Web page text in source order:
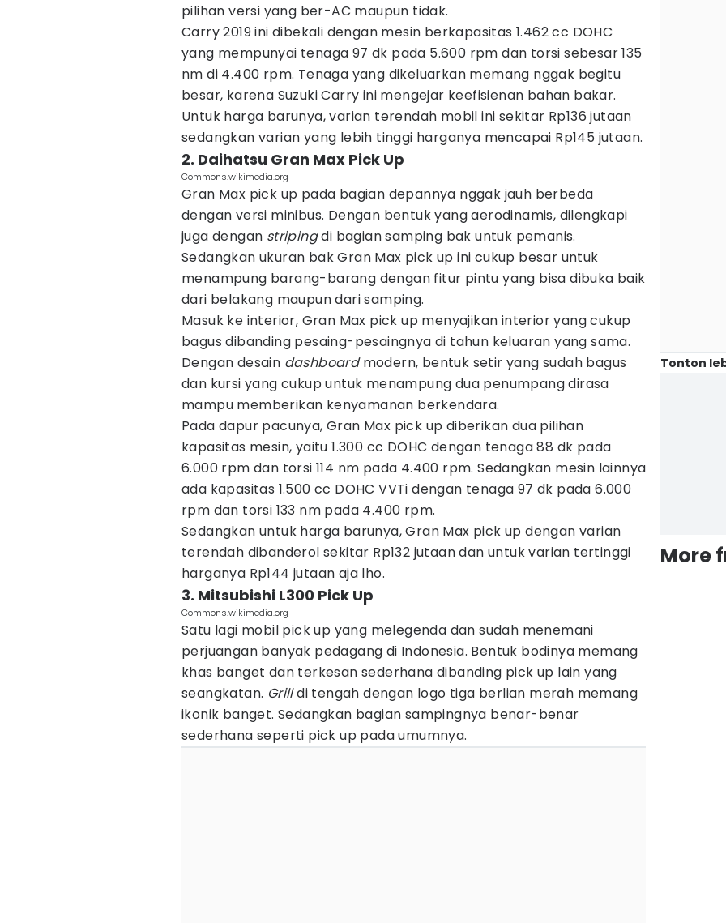
pilihan versi yang ber-AC maupun tidak.
Carry 2019 ini dibekali dengan mesin berkapasitas 1.462 cc DOHC
yang mempunyai tenaga 97 dk pada 5.600 rpm dan torsi sebesar 135
nm di 4.400 rpm. Tenaga yang dikeluarkan memang nggak begitu
besar, karena Suzuki Carry ini mengejar keefisienan bahan bakar.
Untuk harga barunya, varian terendah mobil ini sekitar Rp136 jutaan
sedangkan varian yang lebih tinggi harganya mencapai Rp145 jutaan.
2. Daihatsu Gran Max Pick Up
Commons.wikimedia.org
Gran Max pick up pada bagian depannya nggak jauh berbeda
dengan versi minibus. Dengan bentuk yang aerodinamis, dilengkapi
juga dengan stripingdi bagian samping bak untuk pemanis.
Sedangkan ukuran bak Gran Max pick up ini cukup besar untuk
menampung barang-barang dengan fitur pintu yang bisa dibuka baik
dari belakang maupun dari samping.
Masuk ke interior, Gran Max pick up menyajikan interior yang cukup
bagus dibanding pesaing-pesaingnya di tahun keluaran yang sama.
Dengan desain dashboardmodern, bentuk setir yang sudah bagus
dan kursi yang cukup untuk menampung dua penumpang dirasa
mampu memberikan kenyamanan berkendara.
Pada dapur pacunya, Gran Max pick up diberikan dua pilihan
kapasitas mesin, yaitu 1.300 cc DOHC dengan tenaga 88 dk pada
6.000 rpm dan torsi 114 nm pada 4.400 rpm. Sedangkan mesin lainnya
ada kapasitas 1.500 cc DOHC VVTi dengan tenaga 97 dk pada 6.000
rpm dan torsi 133 nm pada 4.400 rpm.
Sedangkan untuk harga barunya, Gran Max pick up dengan varian
terendah dibanderol sekitar Rp132 jutaan dan untuk varian tertinggi
harganya Rp144 jutaan aja lho.
3. Mitsubishi L300 Pick Up
Commons.wikimedia.org
Satu lagi mobil pick up yang melegenda dan sudah menemani
perjuangan banyak pedagang di Indonesia. Bentuk bodinya memang
khas banget dan terkesan sederhana dibanding pick up lain yang
seangkatan. Grilldi tengah dengan logo tiga berlian merah memang
ikonik banget. Sedangkan bagian sampingnya benar-benar
sederhana seperti pick up pada umumnya.
Tonton
More